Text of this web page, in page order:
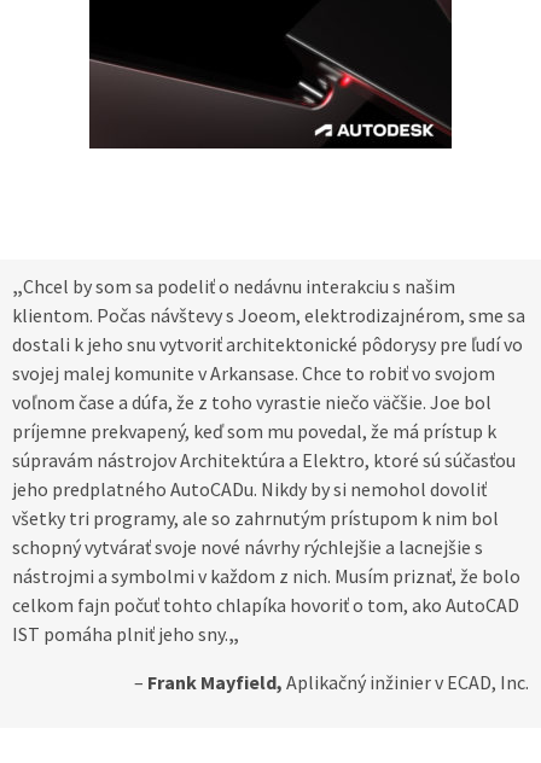
„Chcel by som sa podeliť o nedávnu interakciu s našim
klientom. Počas návštevy s Joeom, elektrodizajnérom, sme sa
dostali k jeho snu vytvoriť architektonické pôdorysy pre ľudí vo
svojej malej komunite v Arkansase. Chce to robiť vo svojom
voľnom čase a dúfa, že z toho vyrastie niečo väčšie. Joe bol
príjemne prekvapený, keď som mu povedal, že má prístup k
súpravám nástrojov Architektúra a Elektro, ktoré sú súčasťou
jeho predplatného AutoCADu. Nikdy by si nemohol dovoliť
všetky tri programy, ale so zahrnutým prístupom k nim bol
schopný vytvárať svoje nové návrhy rýchlejšie a lacnejšie s
nástrojmi a symbolmi v každom z nich. Musím priznať, že bolo
celkom fajn počuť tohto chlapíka hovoriť o tom, ako AutoCAD
IST pomáha plniť jeho sny.„
– Frank Mayfield, Aplikačný inžinier v ECAD, Inc.